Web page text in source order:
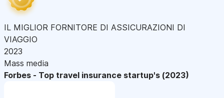
IL MIGLIOR FORNITORE DI ASSICURAZIONI DI
VIAGGIO
2023
Mass media
Forbes - Top travel insurance startup's (2023)